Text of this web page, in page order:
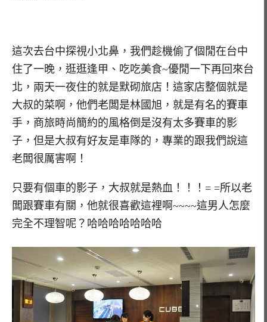
這次去台中探視小北鼻，我們趁機偷了個閒在台中
住了一晚，逛逛逢甲、吃吃美食~優閒一下再回來台
北，兩天一夜住的就是默砌旅店！這家店整個就是
大叔的菜啊，他們老闆是林國旭，就是有名的賽車
手，商旅時尚簡約的風格倒是沒有太多賽車的影
子，但是大叔有好友是車隊的，專業的跟我們說這
老闆很厲害啊！
只要有個車的影子，大叔就是熱血！！！= =所以老
闆跟賽車有關，他就很喜歡這裡啊~~~~這男人怎麼
完全不理智呢？哈哈哈哈哈哈哈